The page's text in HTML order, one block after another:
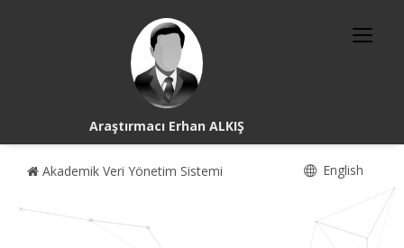
Araştırmacı Erhan ALKIŞ
Akademik Veri Yönetim Sistemi English